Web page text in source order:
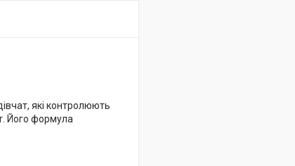
які контролюють
Його формула